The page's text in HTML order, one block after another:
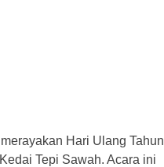
Hari Ulang Tahun
Tepi Sawah. Acara ini